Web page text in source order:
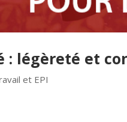
: légèreté et
et EPI